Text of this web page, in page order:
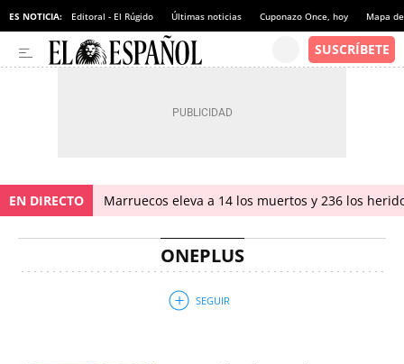
ES NOTICIA: Editoral - El Rúgido Últimas noticias Cuponazo Once, hoy Mapa
EN DIRECTO Marruecos eleva a 14 los muertos y 236 los
ONEPLUS